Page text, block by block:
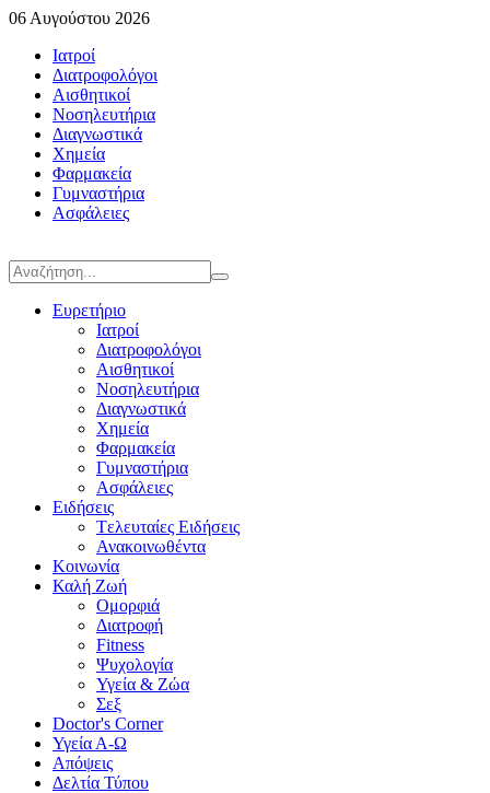
06 Αυγούστου 2026
Ιατροί
Διατροφολόγοι
Αισθητικοί
Νοσηλευτήρια
Διαγνωστικά
Χημεία
Φαρμακεία
Γυμναστήρια
Ασφάλειες
Ευρετήριο
Ιατροί
Διατροφολόγοι
Αισθητικοί
Νοσηλευτήρια
Διαγνωστικά
Χημεία
Φαρμακεία
Γυμναστήρια
Ασφάλειες
Ειδήσεις
Tελευταίες Eιδήσεις
Ανακοινωθέντα
Κοινωνία
Καλή Ζωή
Ομορφιά
Διατροφή
Fitness
Ψυχολογία
Υγεία & Ζώα
Σεξ
Doctor's Corner
Υγεία Α-Ω
Απόψεις
Δελτία Τύπου